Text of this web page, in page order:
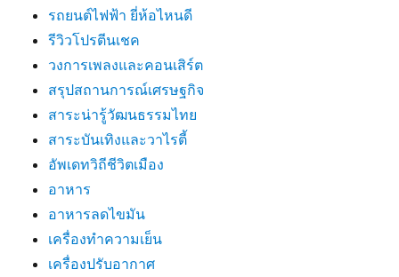
รถยนต์ไฟฟ้า ยี่ห้อไหนดี
รีวิวโปรตีนเชค
วงการเพลงและคอนเสิร์ต
สรุปสถานการณ์เศรษฐกิจ
สาระน่ารู้วัฒนธรรมไทย
สาระบันเทิงและวาไรตี้
อัพเดทวิถีชีวิตเมือง
อาหาร
อาหารลดไขมัน
เครื่องทำความเย็น
เครื่องปรับอากาศ